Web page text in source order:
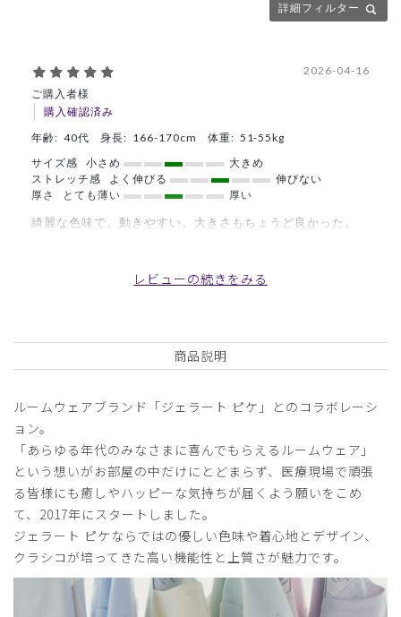
詳細フィルター
ご購入者様
購入確認済み
2026-04-16
年齢: 40代 身長: 166-170cm 体重: 51-55kg
サイズ感
小さめ
大きめ
ストレッチ感
よく伸びる
伸びない
厚さ
とても薄い 厚い
綺麗な色味で、動きやすい。大きさもちょうど良かった。
着るのが楽しみです
鍼灸院を開院する予定で、施術技として購入しました
予想以上に可愛くて着心地が良いので、これから毎日着用す
るのが楽しみです
商品：672ジェラート ピケ&クラシコ:パイピングスクラ
ブパンツ/ブルーラベンダー/M
レビューの続きをみる
商品説明
ルームウェアブランド「ジェラート ピケ」とのコラボレーシ
ョン。
「あらゆる年代のみなさまに喜んでもらえるルームウェア」
という想いがお部屋の中だけにとどまらず、医療現場で頑張
る皆様にも癒しやハッピーな気持ちが届くよう願いをこめ
て、2017年にスタートしました。
ジェラート ピケならではの優しい色味や着心地とデザイン、
クラシコが培ってきた高い機能性と上質さが魅力です。